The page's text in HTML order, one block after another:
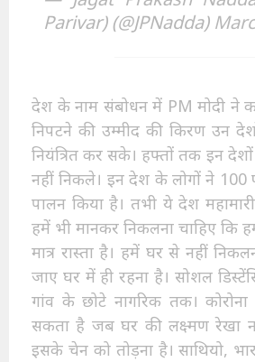
Parivar) (@JPNadda)
देश के नाम संबोधन में PM मोदी ने
निपटने की उम्मीद की किरण उन
नियंत्रित कर सके। हफ्तों तक इन
नहीं निकले। इन देश के लोगों ने 100
पालन किया है। तभी ये देश
हमें भी मानकर निकलना चाहिए कि
मात्र रास्ता है। हमें घर से नहीं
जाए घर में ही रहना है। सोशल
गांव के छोटे नागरिक तक।
सकता है जब घर की लक्ष्मण रेखा
इसके चेन को तोड़ना है। साथियो,